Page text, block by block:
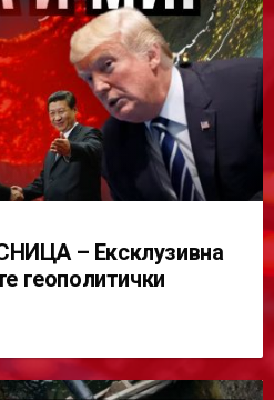
– Ексклузивна
геополитички